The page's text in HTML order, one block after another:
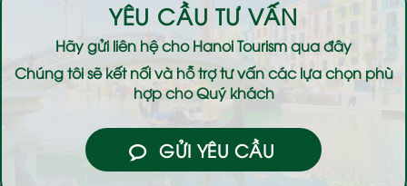
YÊU CẦU TƯ VẤN
Hãy gửi liên hệ choHanoi Tourismqua đây
Chúng tôi sẽ kết nối và hỗ trợ tư vấn các lựa chọn phù
hợp cho Quý khách
GỬI YÊU CẦU